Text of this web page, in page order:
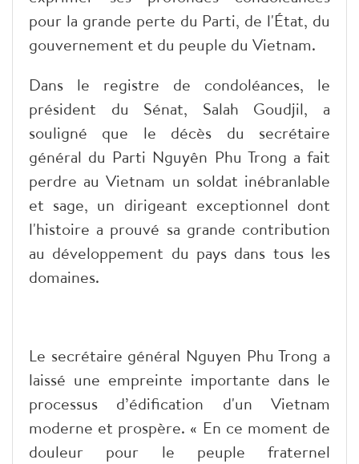
pour la grande perte du Parti, de l'État, du
gouvernement et du peuple du Vietnam.
Dans le registre de condoléances, le
président du Sénat, Salah Goudjil, a
souligné que le décès du secrétaire
général du Parti Nguyên Phu Trong a fait
perdre au Vietnam un soldat inébranlable
et sage, un dirigeant exceptionnel dont
l'histoire a prouvé sa grande contribution
au développement du pays dans tous les
domaines.
Le secrétaire général Nguyen Phu Trong a
laissé une empreinte importante dans le
processus d’édification d'un Vietnam
moderne et prospère. « En ce moment de
douleur pour le peuple fraternel